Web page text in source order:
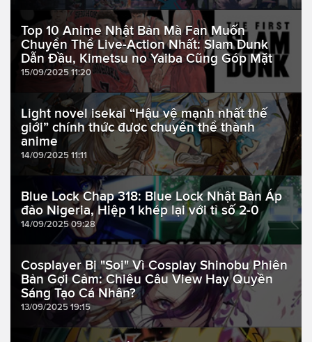
Top 10 Anime Nhật Bản Mà Fan Muốn
Chuyển Thể Live-Action Nhất: Slam Dunk
Dẫn Đầu, Kimetsu no Yaiba Cũng Góp Mặt
15/09/2025 11:20
Light novel isekai “Hậu vệ mạnh nhất thế
giới” chính thức được chuyển thể thành
anime
14/09/2025 11:11
Blue Lock Chap 318: Blue Lock Nhật Bản Áp
đảo Nigeria, Hiệp 1 khép lại với tỉ số 2-0
14/09/2025 09:28
Cosplayer Bị "Soi" Vì Cosplay Shinobu Phiên
Bản Gợi Cảm: Chiêu Câu View Hay Quyền
Sáng Tạo Cá Nhân?
13/09/2025 19:15